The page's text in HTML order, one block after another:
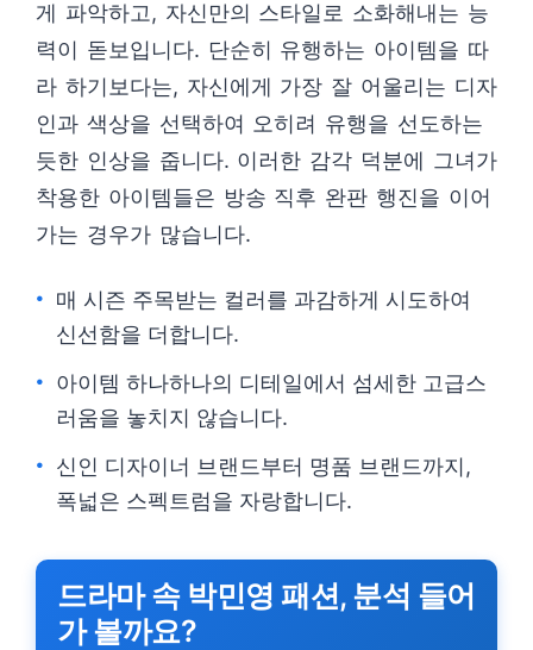
게 파악하고, 자신만의 스타일로 소화해내는 능
력이 돋보입니다. 단순히 유행하는 아이템을 따
라 하기보다는, 자신에게 가장 잘 어울리는 디자
인과 색상을 선택하여 오히려 유행을 선도하는
듯한 인상을 줍니다. 이러한 감각 덕분에 그녀가
착용한 아이템들은 방송 직후 완판 행진을 이어
가는 경우가 많습니다.
매 시즌 주목받는 컬러를 과감하게 시도하여
신선함을 더합니다.
아이템 하나하나의 디테일에서 섬세한 고급스
러움을 놓치지 않습니다.
신인 디자이너 브랜드부터 명품 브랜드까지,
폭넓은 스펙트럼을 자랑합니다.
드라마 속 박민영 패션, 분석 들어
가 볼까요?